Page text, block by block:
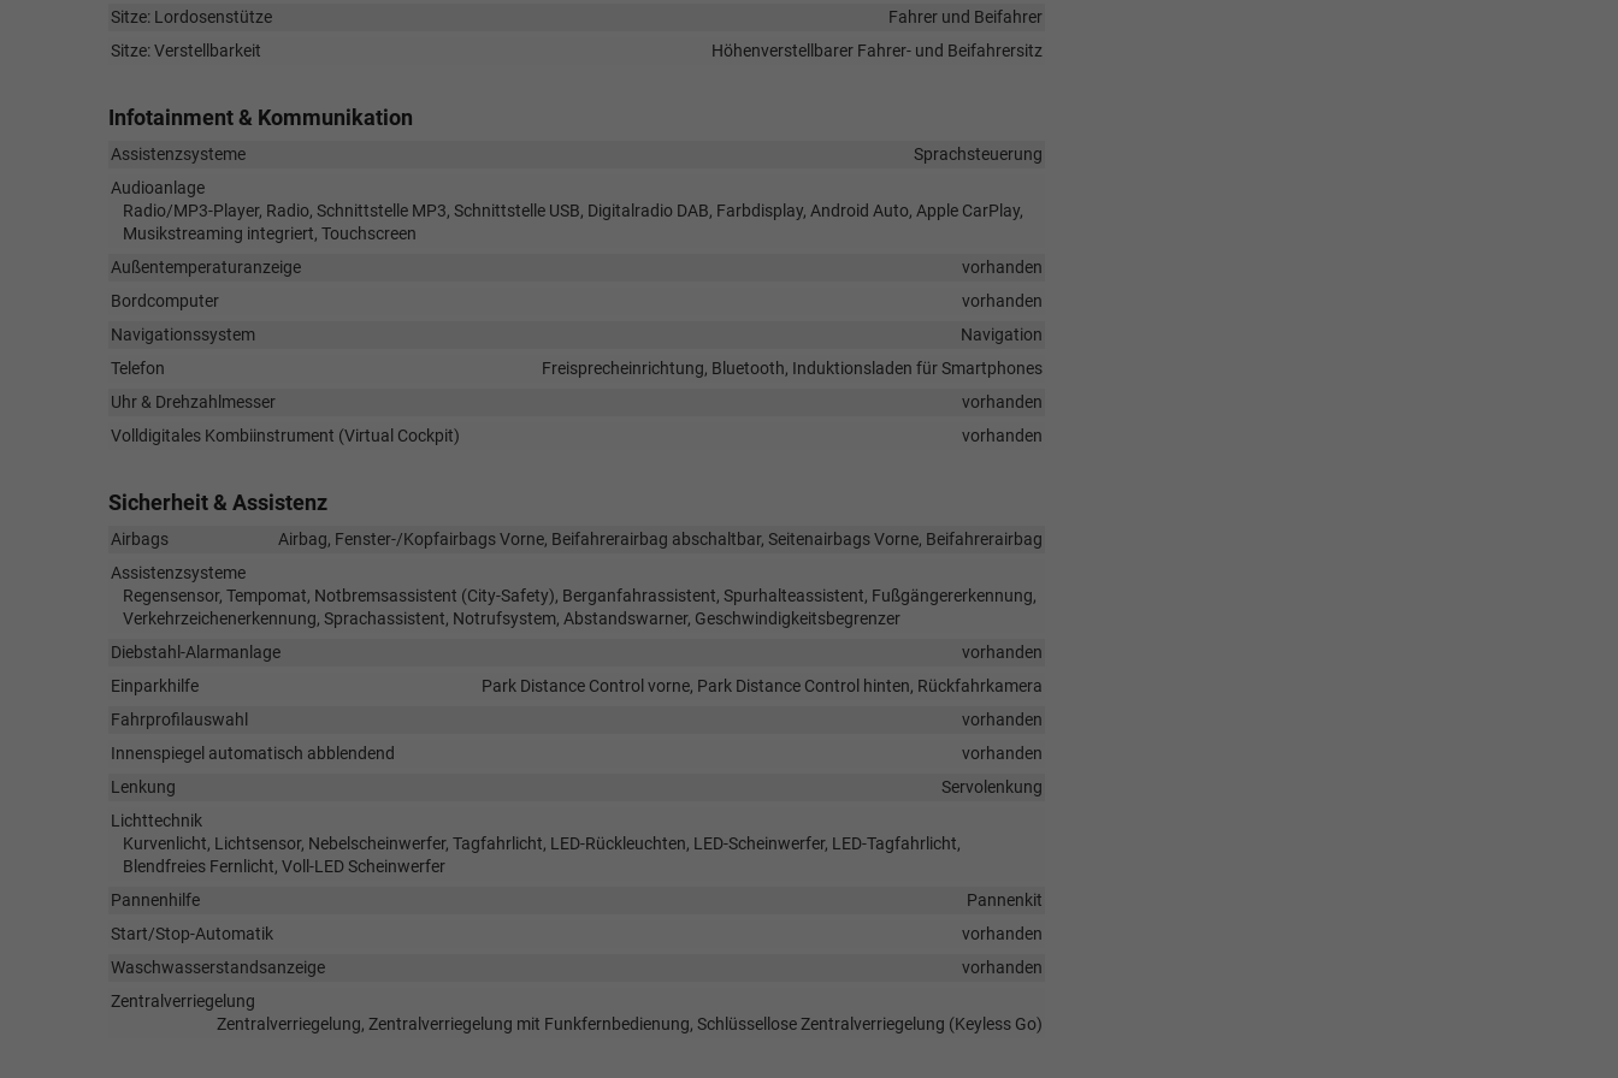
Sitze: Lordosenstütze
Fahrer und Beifahrer
Sitze: Verstellbarkeit
Höhenverstellbarer Fahrer- und Beifahrersitz
Infotainment & Kommunikation
Assistenzsysteme
Sprachsteuerung
Audioanlage
Radio/MP3-Player, Radio, Schnittstelle MP3, Schnittstelle USB, Digitalradio DAB, Farbdisplay, Android Auto, Apple CarPlay,
Musikstreaming integriert, Touchscreen
Außentemperaturanzeige
vorhanden
Bordcomputer
vorhanden
Navigationssystem
Navigation
Telefon
Freisprecheinrichtung, Bluetooth, Induktionsladen für Smartphones
Uhr & Drehzahlmesser
vorhanden
Volldigitales Kombiinstrument (Virtual Cockpit)
vorhanden
Sicherheit & Assistenz
Airbags
Airbag, Fenster-/Kopfairbags Vorne, Beifahrerairbag abschaltbar, Seitenairbags Vorne, Beifahrerairbag
Assistenzsysteme
Regensensor, Tempomat, Notbremsassistent (City-Safety), Berganfahrassistent, Spurhalteassistent, Fußgängererkennung,
Verkehrzeichenerkennung, Sprachassistent, Notrufsystem, Abstandswarner, Geschwindigkeitsbegrenzer
Diebstahl-Alarmanlage
vorhanden
Einparkhilfe
Park Distance Control vorne, Park Distance Control hinten, Rückfahrkamera
Fahrprofilauswahl
vorhanden
Innenspiegel automatisch abblendend
vorhanden
Lenkung
Servolenkung
Lichttechnik
Kurvenlicht, Lichtsensor, Nebelscheinwerfer, Tagfahrlicht, LED-Rückleuchten, LED-Scheinwerfer, LED-Tagfahrlicht,
Blendfreies Fernlicht, Voll-LED Scheinwerfer
Pannenhilfe
Pannenkit
Start/Stop-Automatik
vorhanden
Waschwasserstandsanzeige
vorhanden
Zentralverriegelung
Zentralverriegelung, Zentralverriegelung mit Funkfernbedienung, Schlüssellose Zentralverriegelung (Keyless Go)